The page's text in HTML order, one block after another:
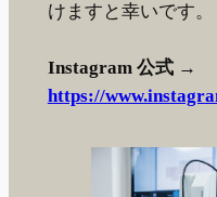
けますと幸いです。
Instagram 公式 →
https://